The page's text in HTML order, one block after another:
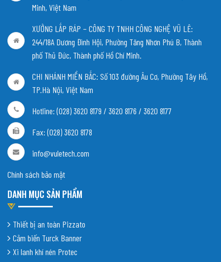
Minh, Việt Nam
XƯỞNG LẮP RÁP – CÔNG TY TNHH CÔNG NGHỆ VŨ LÊ:
244/18A Dương Đình Hội, Phường Tăng Nhơn Phú B, Thành
phố Thủ Đức, Thành phố Hồ Chí Minh.
CHI NHÁNH MIỀN BẮC: Số 103 đường Âu Cơ, Phường Tây Hồ,
TP.Hà Nội, Việt Nam
Hotline: (028) 3620 8179 / 3620 8176 / 3620 8177
Fax: (028) 3620 8178
info@vuletech.com
Chính sách bảo mật
DANH MỤC SẢN PHẨM
Thiết bị an toàn Pizzato
Cảm biến Turck Banner
Xi lanh khí nén Protec